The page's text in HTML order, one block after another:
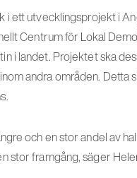
i ett utvecklingsprojekt i
Centrum för Lokal
i landet. Projektet ska
andra områden. Detta
och en stor andel av
stor framgång, säger